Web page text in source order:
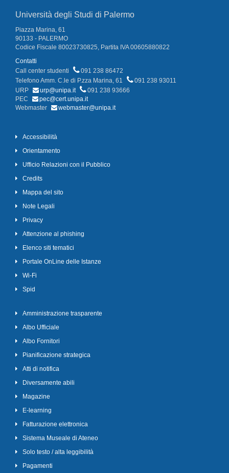
Università degli Studi di Palermo
Piazza Marina, 61
90133 - PALERMO
Codice Fiscale 80023730825, Partita IVA 00605880822
Contatti
Call center studenti
091 238 86472
Telefono Amm. C.le di P.zza Marina, 61
091 238 93011
URP
urp@unipa.it
091 238 93666
PEC
pec@cert.unipa.it
Webmaster
webmaster@unipa.it
Accessibilità
Orientamento
Ufficio Relazioni con il Pubblico
Credits
Mappa del sito
Note Legali
Privacy
Attenzione al phishing
Elenco siti tematici
Portale OnLine delle Istanze
Wi-Fi
Spid
Amministrazione trasparente
Albo Ufficiale
Albo Fornitori
Pianificazione strategica
Atti di notifica
Diversamente abili
Magazine
E-learning
Fatturazione elettronica
Sistema Museale di Ateneo
Solo testo / alta leggibilità
Pagamenti